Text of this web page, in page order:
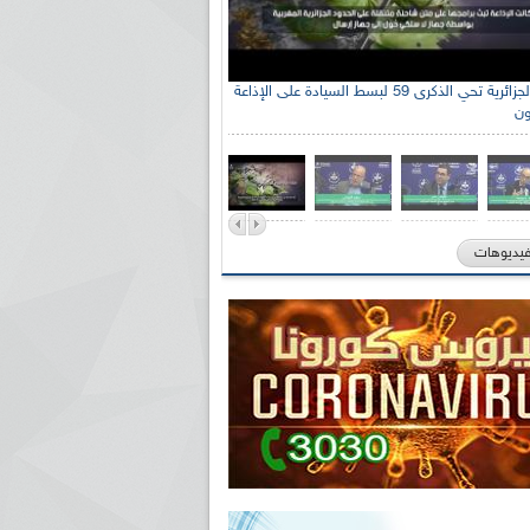
الإذاعة الجزائرية تحي الذكرى 59 لبسط السيادة على الإذاعة